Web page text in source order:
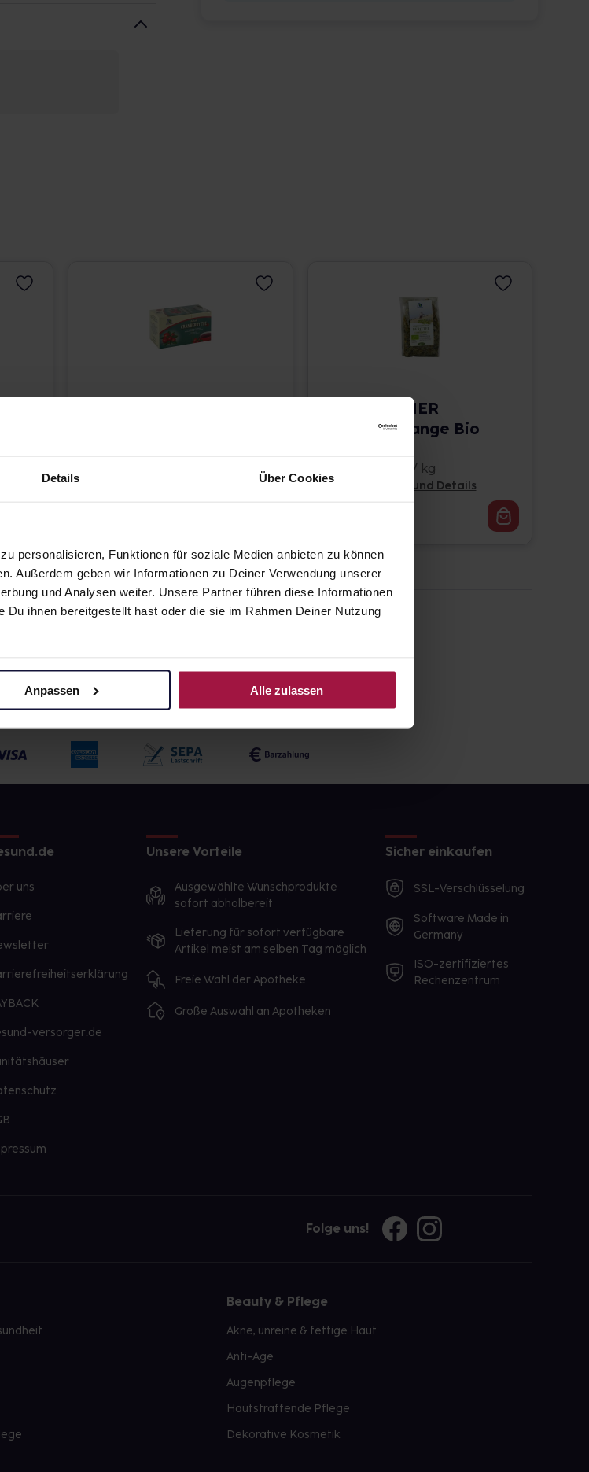
Details Über Cookies
personalisieren, Funktionen für soziale Medien anbieten zu können
Außerdem geben wir Informationen zu Deiner Verwendung unserer
und Analysen weiter. Unsere Partner führen diese Informationen
ihnen bereitgestellt hast oder die sie im Rahmen Deiner Nutzung
Anpassen Alle zulassen
GRIECHISCHER
Bergtee Orange Bio
50 g • 110,00 € / kg
Pflichtangaben und Details
uns
versorger.de
Unsere Vorteile
Ausgewählte Wunschprodukte
sofort abholbereit
Lieferung für sofort verfügbare
Artikel meist am selben Tag möglich
Freie Wahl der Apotheke
Große Auswahl an Apotheken
Sicher einkaufen
SSL-Verschlüsselung
Software Made in
Germany
ISO-zertifiziertes
Rechenzentrum
Folge uns!
Beauty & Pflege
Akne, unreine & fettige Haut
Anti-Age
Augenpflege
Hautstraffende Pflege
Dekorative Kosmetik